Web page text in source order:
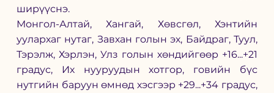
ширүүснэ.
Монгол-Алтай, Хангай, Хөвсгөл, Хэнтийн
уулархаг нутаг, Завхан голын эх, Байдраг, Туул,
Тэрэлж, Хэрлэн, Улз голын хөндийгөөр +16...+21
градус, Их нууруудын хотгор, говийн бүс
нутгийн баруун өмнөд хэсгээр +29...+34 градус,